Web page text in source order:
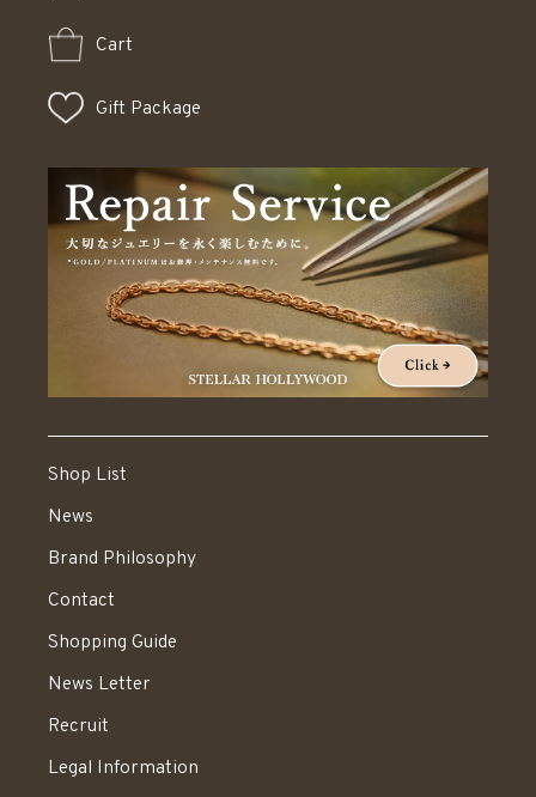
Cart
Gift Package
Shop List
News
Brand Philosophy
Contact
Shopping Guide
News Letter
Recruit
Legal Information